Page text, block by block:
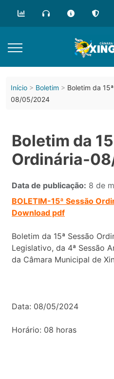
Início Boletim
Boletim da
08/05/2024
Boletim da
Ordinária-
Data de publicação: 8 de
BOLETIM-15ª Sessão
Download pdf
Boletim da 15ª Sessão
Legislativo, da 4ª Sessão
da Câmara Municipal de
Data: 08/05/2024
Horário: 08 horas